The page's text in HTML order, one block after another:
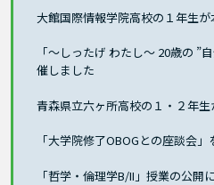
大館国際情報学院高校の１年生
「～しったげ わたし～ 20歳の ”
催しました
青森県立六ヶ所高校の１・２年
「大学院修了OBOGとの座談会
「哲学・倫理学B/II」授業の公開